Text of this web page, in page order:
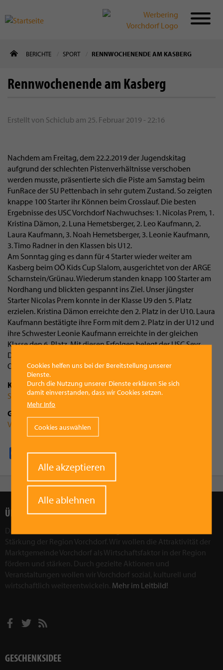
zum
BERICHTE SPORT RENNWOCHENENDE AM KASBERG
Rennwochenende am Kasberg
Erstellt von Schiclub am 25. Februar 2019 - 22:16
Nachdem am Freitag, dem 22.2.2019 der Jugendskitag
aufgrund der schlechten Pistenverhältnisse verschoben
werden musste, präsentierte sich die Piste am Samstag beim
FunRace der SU Pettenbach in sehr gutem Zustand. So zeigten
knappe 100 Starter ihr Können beim Crosslauf. Die besten
Ergebnisse des USC Vorchdorf Nachwuchses: 1. Nicolas Prem, 1.
Kristina Dämon, 2. Luna Hemetsberger, 2. Leo Kaufmann, 2.
Laura Kaufmann, 3. Noah Hemetsberger, 3. Leonie Kaufmann,
3. Timo Radner in den Klassen bis U12.
Am Sonntag ging es dann für 4 Starter wieder weiter am
Kasberg beim OÖ Kids Cup Slalom, ausgerichtet von der ARGE
Scharnstein/Grünau. Wiederum standen knapp 100 Starter am
Nordhang und blickten gespannt ins Ziel. Unser jüngster
Starter Nicolas Prem konnte in der Klasse U9 den 5. Platz
erzielen. Kristina Dämon erreichte den 2. Platz in der U10. Laura
Kaufmann bestätigte ihre Form mit dem 2. Platz in der U12 und
ihre Schwester Leonie Kaufmann erreichte in der gleichen
Klasse den 6. Platz. Mit diesen Erfolgen belegt der USC Seyr
Dach Vorchdorf derzeit den 6. Platz in der Vereinswertung des
OÖ Kids Cups.
Kategorie
Sport
Gemeinde
Vorchdorf
Facebook
Pinterest
X WhatsApp
Email
ÜBER UNS
Das Ziel des Vorchdorfer Werberings ist, die wirtschaftliche
Stärkung der Region Vorchdorf. Wir wollen die Attraktivität der
Marktgemeinde Vorchdorf als Wirtschaftsfaktor in der Region
fördern und stärken. Durch gezielte Aktionen und
Veranstaltungen wollen wir Vorchdorf sozial, kulturell und
wirtschaftlich weiterentwickeln. Mehr im Leitbild!
GESCHENKSIDEE
Cookies helfen uns bei der Bereitstellung unserer
Dienste.
Durch die Nutzung unserer Dienste erklären Sie sich
damit einverstanden, dass wir Cookies setzen.
Mehr Info
Cookies auswählen
Alle akzeptieren
Alle ablehnen